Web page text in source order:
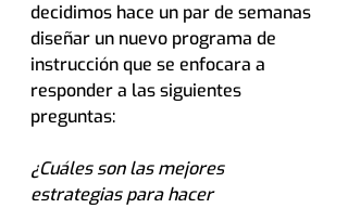
decidimos hace un par de semanas
diseñar un nuevo programa de
instrucción que se enfocara a
responder a las siguientes
preguntas:
¿Cuáles son las mejores
estrategias para hacer